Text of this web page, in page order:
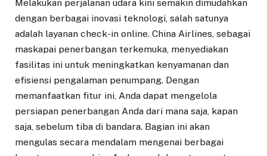
Melakukan perjalanan udara kini semakin dimudahkan
dengan berbagai inovasi teknologi, salah satunya
adalah layanan check-in online. China Airlines, sebagai
maskapai penerbangan terkemuka, menyediakan
fasilitas ini untuk meningkatkan kenyamanan dan
efisiensi pengalaman penumpang. Dengan
memanfaatkan fitur ini, Anda dapat mengelola
persiapan penerbangan Anda dari mana saja, kapan
saja, sebelum tiba di bandara. Bagian ini akan
mengulas secara mendalam mengenai berbagai